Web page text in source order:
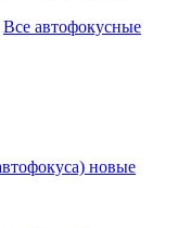
Все автофокусные